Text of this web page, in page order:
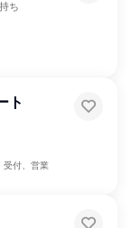
ち
ト
受付、営業